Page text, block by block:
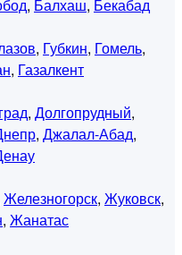
, Балхаш, Бекабад
, Губкин, Гомель,
, Газалкент
, Долгопрудный,
, Джалал-Абад,
Железногорск, Жуковск,
, Жанатас